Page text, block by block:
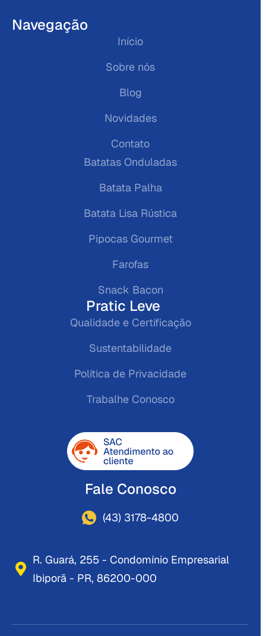
Navegação
Início
Sobre nós
Blog
Novidades
Contato
Batatas Onduladas
Batata Palha
Batata Lisa Rústica
Pipocas Gourmet
Farofas
Snack Bacon
Pratic Leve
Qualidade e Certificação
Sustentabilidade
Política de Privacidade
Trabalhe Conosco
Fale Conosco
(43) 3178-4800
R. Guará, 255 - Condomínio Empresarial
Ibiporã - PR, 86200-000